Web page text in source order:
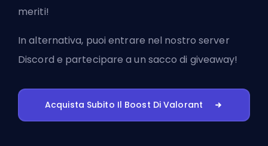
meriti!
In alternativa, puoientrare nel nostro server
Discord e partecipare a un sacco di giveaway!
Acquista Subito Il Boost Di Valorant